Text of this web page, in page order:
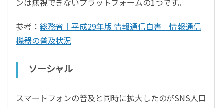
ンは無視できないプラットフォームの1つです。
参考： 総務省｜平成29年版 情報通信白書｜情報通信
機器の普及状況
ソーシャル
スマートフォンの普及と同時に拡大したのがSNS人口